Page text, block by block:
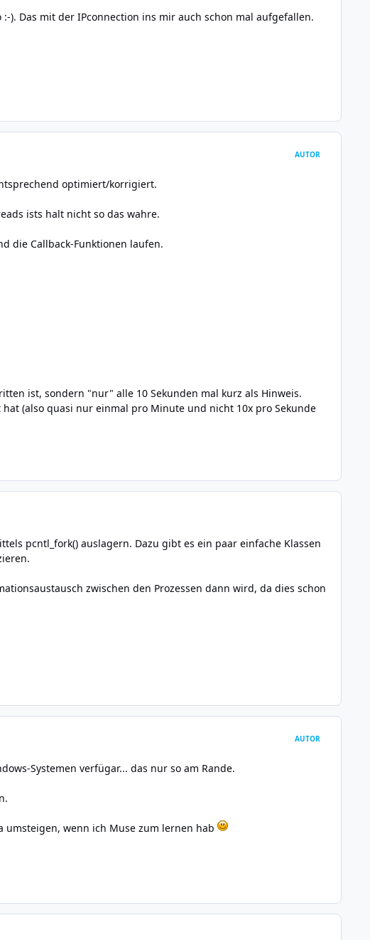
). Das mit der IPconnection ins mir auch schon mal aufgefallen.
AUTOR
optimiert/korrigiert.
ists halt nicht so das wahre.
die Callback-Funktionen laufen.
ist, sondern "nur" alle 10 Sekunden mal kurz als Hinweis.
(also quasi nur einmal pro Minute und nicht 10x pro Sekunde
pcntl_fork() auslagern. Dazu gibt es ein paar einfache Klassen
zwischen den Prozessen dann wird, da dies schon
AUTOR
Systemen verfügar... das nur so am Rande.
.
umsteigen, wenn ich Muse zum lernen hab